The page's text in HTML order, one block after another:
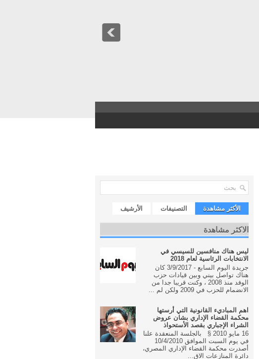
الأكثر مشاهدة التصنيفات الأرشيف
الاكثر مشاهدة
ليس هناك منافسين للسيسي في
الانتخابات الرئاسية لعام 2018
جريدة اليوم السابع - 3/9/2017 كان
هناك تواصل بيني وبين قيادات حزب
الوفد منذ 2008 ، وكنت قريبا جدا من
الانضمام للحزب في 2009 ولكن لم ...
اهم المباديء القانونية التي أرستها
محكمة القضاء الإداري بشان عروض
الشراء الإجباري بقصد الأستحواذ
16 مايو 2010 § بالجلسة المنعقدة علنا
في يوم السبت الموافق 10/4/2010
أصدرت محكمة القضاء الإداري المصري،
دائرة المنازعات الاق...